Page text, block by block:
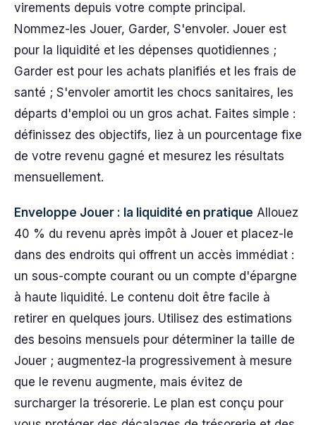
virements depuis votre compte principal.
Nommez-les Jouer, Garder, S'envoler. Jouer est
pour la liquidité et les dépenses quotidiennes ;
Garder est pour les achats planifiés et les frais de
santé ; S'envoler amortit les chocs sanitaires, les
départs d'emploi ou un gros achat. Faites simple :
définissez des objectifs, liez à un pourcentage fixe
de votre revenu gagné et mesurez les résultats
mensuellement.
Enveloppe Jouer : la liquidité en pratique Allouez
40 % du revenu après impôt à Jouer et placez-le
dans des endroits qui offrent un accès immédiat :
un sous-compte courant ou un compte d'épargne
à haute liquidité. Le contenu doit être facile à
retirer en quelques jours. Utilisez des estimations
des besoins mensuels pour déterminer la taille de
Jouer ; augmentez-la progressivement à mesure
que le revenu augmente, mais évitez de
surcharger la trésorerie. Le plan est conçu pour